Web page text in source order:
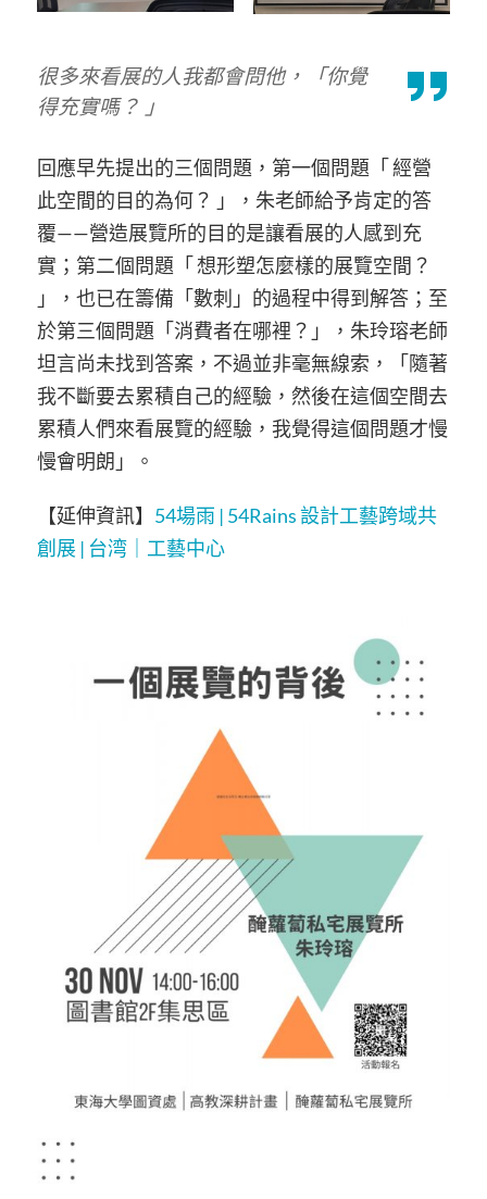
很多來看展的人我都會問他，「你覺
得充實嗎？ 」
回應早先提出的三個問題，第一個問題「 經營
此空間的目的為何？ 」，朱老師給予肯定的答
覆——營造展覽所的目的是讓看展的人感到充
實；第二個問題「 想形塑怎麼樣的展覽空間？
」，也已在籌備「數刺」的過程中得到解答；至
於第三個問題「消費者在哪裡？」，朱玲瑢老師
坦言尚未找到答案，不過並非毫無線索，「隨著
我不斷要去累積自己的經驗，然後在這個空間去
累積人們來看展覽的經驗，我覺得這個問題才慢
慢會明朗」。
【延伸資訊】 54場雨 | 54Rains 設計工藝跨域共
創展 | 台湾｜工藝中心